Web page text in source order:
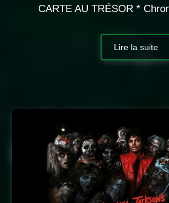
CARTE AU TRÉSOR *
Lire la suite